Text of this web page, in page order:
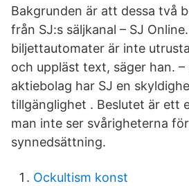
Bakgrunden är att dessa två
från SJ:s säljkanal – SJ
biljettautomater är inte
och uppläst text, säger han.
aktiebolag har SJ en
tillgänglighet . Beslutet är ett
man inte ser svårigheterna
synnedsättning.
Ockultism konst